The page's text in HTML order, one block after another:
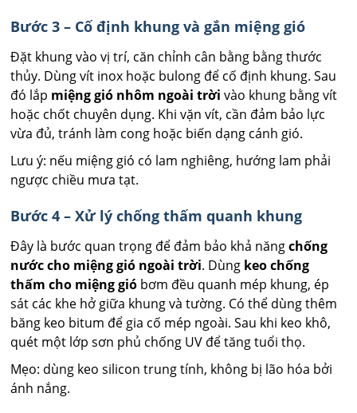
Bước 3 – Cố định khung và gắn miệng gió
Đặt khung vào vị trí, căn chỉnh cân bằng bằng thước
thủy. Dùng vít inox hoặc bulong để cố định khung. Sau
đó lắp miệng gió nhôm ngoài trời vào khung bằng vít
hoặc chốt chuyên dụng. Khi vặn vít, cần đảm bảo lực
vừa đủ, tránh làm cong hoặc biến dạng cánh gió.
Lưu ý: nếu miệng gió có lam nghiêng, hướng lam phải
ngược chiều mưa tạt.
Bước 4 – Xử lý chống thấm quanh khung
Đây là bước quan trọng để đảm bảo khả năngchống
nước cho miệng gió ngoài trời. Dùng keo chống
thấm cho miệng gió bơm đều quanh mép khung, ép
sát các khe hở giữa khung và tường. Có thể dùng thêm
băng keo bitum để gia cố mép ngoài. Sau khi keo khô,
quét một lớp sơn phủ chống UV để tăng tuổi thọ.
Mẹo: dùng keo silicon trung tính, không bị lão hóa bởi
ánh nắng.